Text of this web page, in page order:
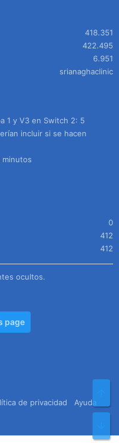
418.351
422.495
6.951
srianaghaclinic
1 y V3 en Switch 2: 5
incluir si se hacen
minutos
0
412
412
ocultos.
page
de privacidad
Ayuda